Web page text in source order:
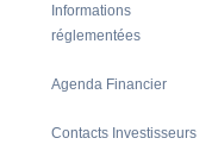
Informations
réglementées
Agenda Financier
Contacts Investisseurs